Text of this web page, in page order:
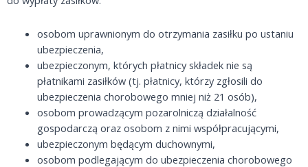
osobom uprawnionym do otrzymania zasiłku po ustaniu
ubezpieczenia,
ubezpieczonym, których płatnicy składek nie są
płatnikami zasiłków (tj. płatnicy, którzy zgłosili do
ubezpieczenia chorobowego mniej niż 21 osób),
osobom prowadzącym pozarolniczą działalność
gospodarczą oraz osobom z nimi współpracującymi,
ubezpieczonym będącym duchownymi,
osobom podlegającym do ubezpieczenia chorobowego